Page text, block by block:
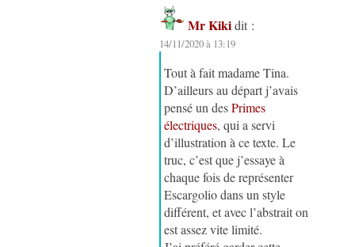
Mr Kiki dit :
14/11/2020 à 13:19
Tout à fait madame Tina.
D’ailleurs au départ j’avais
pensé un desPrimes
électriques, qui a servi
d’illustration à ce texte. Le
truc, c’est que j’essaye à
chaque fois de représenter
Escargolio dans un style
différent, et avec l’abstrait on
est assez vite limité.